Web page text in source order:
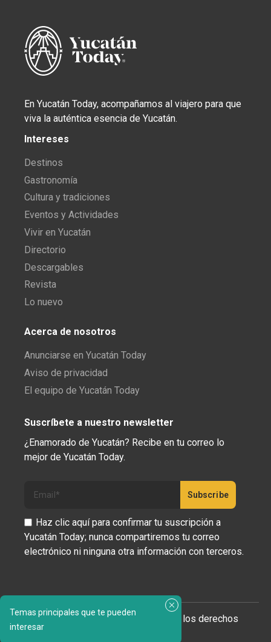
Temas principales que te pueden
interesar
En Yucatán Today, acompañamos al viajero para que
viva la auténtica esencia de Yucatán.
Intereses
Destinos
Gastronomía
Cultura y tradiciones
Eventos y Actividades
Vivir en Yucatán
Directorio
Descargables
Revista
Lo nuevo
Acerca de nosotros
Anunciarse en Yucatán Today
Aviso de privacidad
El equipo de Yucatán Today
Suscríbete a nuestro newsletter
¿Enamorado de Yucatán? Recibe en tu correo lo
mejor de Yucatán Today.
Haz clic aquí para confirmar tu suscripción a
Yucatán Today; nunca compartiremos tu correo
electrónico ni ninguna otra información con terceros.
Copyright 2023 © Yucatán Today. Todos los derechos
reservados.